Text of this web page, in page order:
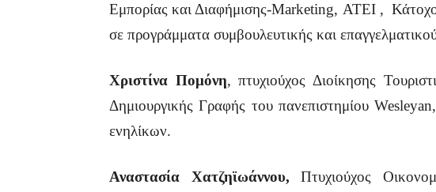
Εμπορίας και Διαφήμισης-Marketing, ΑΤΕΙ ,
σε προγράμματα συμβουλευτικής και
Χριστίνα Πομόνη, πτυχιούχος Διοίκησης
Δημιουργικής Γραφής του πανεπιστημίου
ενηλίκων.
Αναστασία Χατζηϊωάννου,Πτυχιούχος